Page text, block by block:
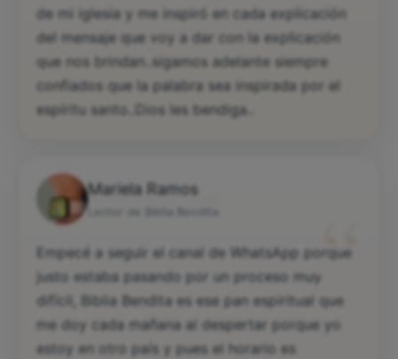
de mi iglesia y me inspiró en cada explicación
del mensaje que voy a dar con la explicación
que nos brindan..sigamos adelante siempre
confiados que la palabra sea inspirada por el
espíritu santo..Dios les bendiga..
Mariela Ramos
“
Empecé a seguir el canal de WhatsApp porque
justo estaba pasando por un proceso muy
difícil, Biblia Bendita es ese pan espiritual que
me doy cada mañana al despertar porque yo
estoy en otro país y pues el horario es